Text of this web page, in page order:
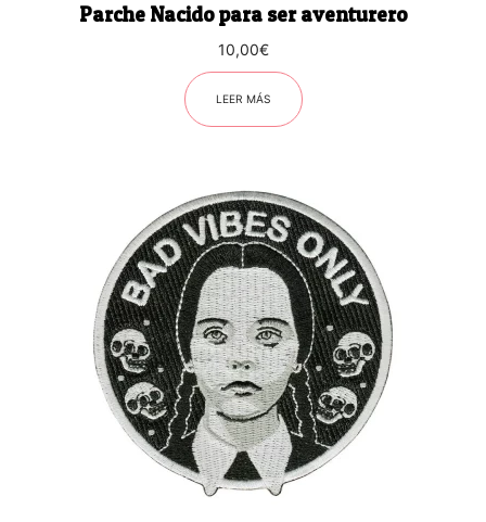
Parche Nacido para ser aventurero
10,00€
LEER MÁS